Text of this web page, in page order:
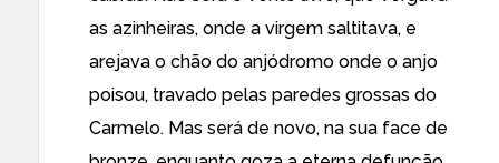
as azinheiras, onde a virgem saltitava, e
arejava o chão do anjódromo onde o anjo
poisou, travado pelas paredes grossas do
Carmelo. Mas será de novo, na sua face de